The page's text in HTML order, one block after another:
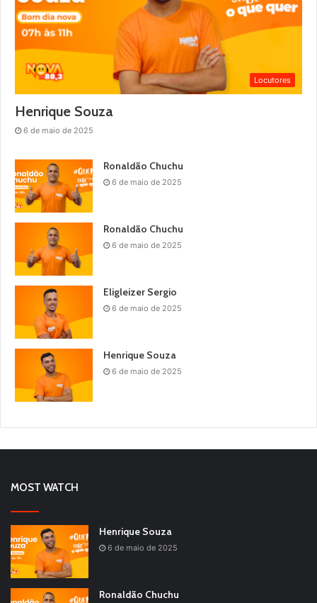
Locutores
Henrique Souza
6 de maio de 2025
Ronaldão Chuchu
6 de maio de 2025
Ronaldão Chuchu
6 de maio de 2025
Eligleizer Sergio
6 de maio de 2025
Henrique Souza
6 de maio de 2025
MOST WATCH
Henrique Souza
6 de maio de 2025
Ronaldão Chuchu